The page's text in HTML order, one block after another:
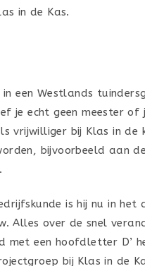
in de Kas.
een Westlands
je echt geen meester
vrijwilliger bij Klas in de
bijvoorbeeld aan
is hij nu in het
Alles over de snel
met een hoofdletter D’
bij Klas in de